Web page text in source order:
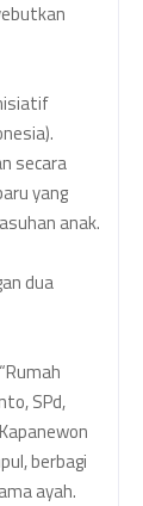
secara
yang
anak.
dua
SPd,
berbagi
ayah.